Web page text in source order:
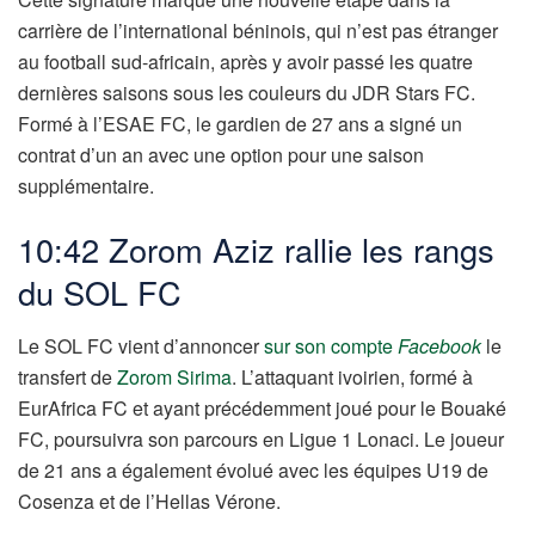
carrière de l’international béninois, qui n’est pas étranger
au football sud-africain, après y avoir passé les quatre
dernières saisons sous les couleurs du JDR Stars FC.
Formé à l’ESAE FC, le gardien de 27 ans a signé un
contrat d’un an avec une option pour une saison
supplémentaire.
10:42 Zorom Aziz rallie les rangs
du SOL FC
Le SOL FC vient d’annoncersur son compteFacebookle
transfert deZorom Sirima. L’attaquant ivoirien, formé à
EurAfrica FC et ayant précédemment joué pour le Bouaké
FC, poursuivra son parcours en Ligue 1 Lonaci. Le joueur
de 21 ans a également évolué avec les équipes U19 de
Cosenza et de l’Hellas Vérone.